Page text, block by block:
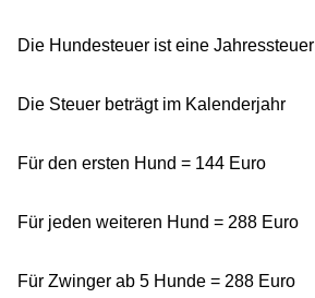
Die Hundesteuer ist eine Jahressteuer
Die Steuer beträgt im Kalenderjahr
Für den ersten Hund = 144 Euro
Für jeden weiteren Hund = 288 Euro
Für Zwinger ab 5 Hunde = 288 Euro